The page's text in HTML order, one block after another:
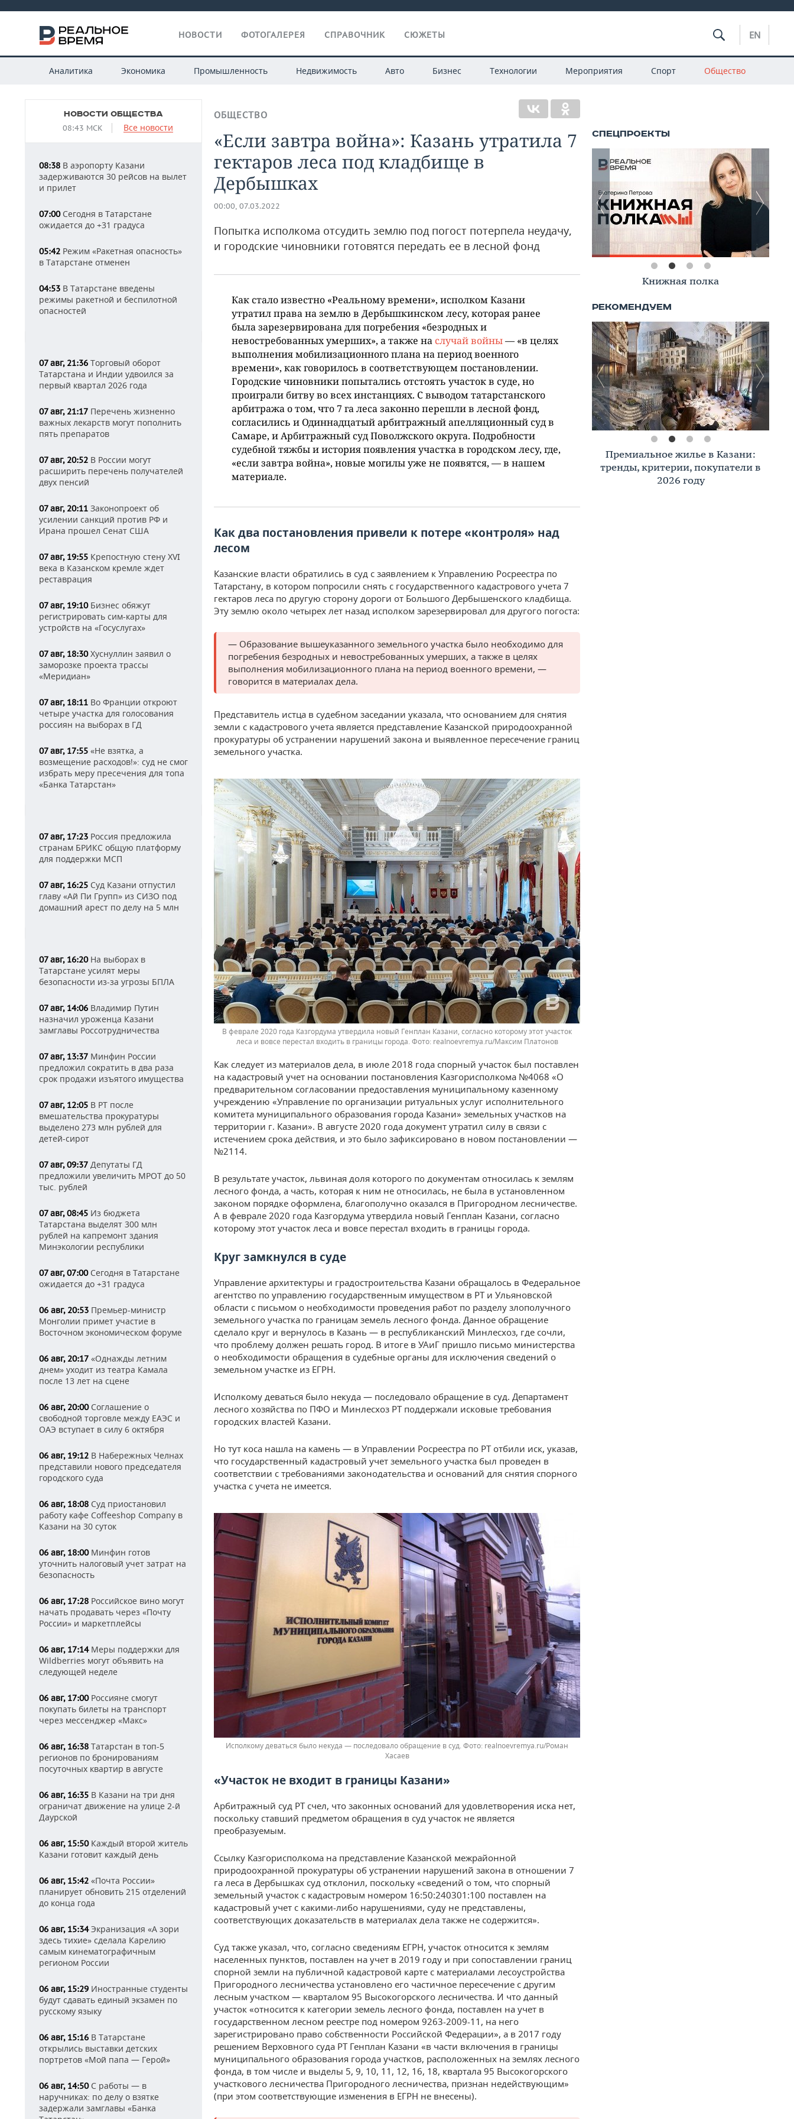
НОВОСТИ ФОТОГАЛЕРЕЯ СПРАВОЧНИК СЮЖЕТЫ EN
Аналитика Экономика Промышленность Недвижимость Авто Бизнес Технологии Мероприятия Спорт Общество
НОВОСТИ ОБЩЕСТВА
08:43 МСК Все новости
08:38 В аэропорту Казани
задерживаются 30 рейсов на вылет
и прилет
07:00Сегодня в Татарстане
ожидается до +31 градуса
05:42 Режим «Ракетная опасность»
в Татарстане отменен
04:53 В Татарстане введены
режимы ракетной и беспилотной
опасностей
07 авг, 21:36 Торговый оборот
Татарстана и Индии удвоился за
первый квартал 2026 года
07 авг, 21:17 Перечень жизненно
важных лекарств могут пополнить
пять препаратов
07 авг, 20:52 В России могут
расширить перечень получателей
двух пенсий
07 авг, 20:11 Законопроект об
усилении санкций против РФ и
Ирана прошел Сенат США
07 авг, 19:55 Крепостную стену XVI
века в Казанском кремле ждет
реставрация
07 авг, 19:10Бизнес обяжут
регистрировать сим-карты для
устройств на «Госуслугах»
07 авг, 18:30Хуснуллин заявил о
заморозке проекта трассы
«Меридиан»
07 авг, 18:11 Во Франции откроют
четыре участка для голосования
россиян на выборах в ГД
07 авг, 17:55 «Не взятка, а
возмещение расходов!»: суд не смог
избрать меру пресечения для топа
«Банка Татарстан»
07 авг, 17:23 Россия предложила
странам БРИКС общую платформу
для поддержки МСП
07 авг, 16:25 Суд Казани отпустил
главу «Ай Пи Групп» из СИЗО под
домашний арест по делу на 5 млн
07 авг, 16:20На выборах в
Татарстане усилят меры
безопасности из-за угрозы БПЛА
07 авг, 14:06 Владимир Путин
назначил уроженца Казани
замглавы Россотрудничества
07 авг, 13:37 Минфин России
предложил сократить в два раза
срок продажи изъятого имущества
07 авг, 12:05 В РТ после
вмешательства прокуратуры
выделено 273 млн рублей для
детей-сирот
07 авг, 09:37 Депутаты ГД
предложили увеличить МРОТ до 50
тыс. рублей
07 авг, 08:45 Из бюджета
Татарстана выделят 300 млн
рублей на капремонт здания
Минэкологии республики
07 авг, 07:00Сегодня в Татарстане
ожидается до +31 градуса
06 авг, 20:53 Премьер-министр
Монголии примет участие в
Восточном экономическом форуме
06 авг, 20:17 «Однажды летним
днем» уходит из театра Камала
после 13 лет на сцене
06 авг, 20:00Соглашение о
свободной торговле между ЕАЭС и
ОАЭ вступает в силу 6 октября
06 авг, 19:12 В Набережных Челнах
представили нового председателя
городского суда
06 авг, 18:08 Суд приостановил
работу кафе Coffeeshop Company в
Казани на 30 суток
06 авг, 18:00Минфин готов
уточнить налоговый учет затрат на
безопасность
06 авг, 17:28 Российское вино могут
начать продавать через «Почту
России» и маркетплейсы
06 авг, 17:14Меры поддержки для
Wildberries могут объявить на
следующей неделе
06 авг, 17:00Россияне смогут
покупать билеты на транспорт
через мессенджер «Макс»
06 авг, 16:38 Татарстан в топ-5
регионов по бронированиям
посуточных квартир в августе
06 авг, 16:35 В Казани на три дня
ограничат движение на улице 2-й
Даурской
06 авг, 15:50Каждый второй житель
Казани готовит каждый день
06 авг, 15:42 «Почта России»
планирует обновить 215 отделений
до конца года
06 авг, 15:34Экранизация «А зори
здесь тихие» сделала Карелию
самым кинематографичным
регионом России
06 авг, 15:29 Иностранные студенты
будут сдавать единый экзамен по
русскому языку
06 авг, 15:16 В Татарстане
открылись выставки детских
портретов «Мой папа — Герой»
06 авг, 14:50С работы — в
наручниках: по делу о взятке
задержали замглавы «Банка
ОБЩЕСТВО
«Если завтра война»: Казань утратила 7
гектаров леса под кладбище в
Дербышках
00:00, 07.03.2022
Попытка исполкома отсудить землю под погост потерпела неудачу,
и городские чиновники готовятся передать ее в лесной фонд
Как стало известно «Реальному времени», исполком Казани
утратил права на землю в Дербышкинском лесу, которая ранее
была зарезервирована для погребения «безродных и
невостребованных умерших», а также на случай войны— «в целях
выполнения мобилизационного плана на период военного
времени», как говорилось в соответствующем постановлении.
Городские чиновники попытались отстоять участок в суде, но
проиграли битву во всех инстанциях. С выводом татарстанского
арбитража о том, что 7 га леса законно перешли в лесной фонд,
согласились и Одиннадцатый арбитражный апелляционный суд в
Самаре, и Арбитражный суд Поволжского округа. Подробности
судебной тяжбы и история появления участка в городском лесу, где,
«если завтра война», новые могилы уже не появятся, — в нашем
материале.
Как два постановления привели к потере «контроля» над
лесом
Казанские власти обратились в суд с заявлением к Управлению Росреестра по
Татарстану, в котором попросили снять с государственного кадастрового учета 7
гектаров леса по другую сторону дороги от Большого Дербышенского кладбища.
Эту землю около четырех лет назад исполком зарезервировал для другого погоста:
— Образование вышеуказанного земельного участка было необходимо для
погребения безродных и невостребованных умерших, а также в целях
выполнения мобилизационного плана на период военного времени, —
говорится в материалах дела.
Представитель истца в судебном заседании указала, что основанием для снятия
земли с кадастрового учета является представление Казанской природоохранной
прокуратуры об устранении нарушений закона и выявленное пересечение границ
земельного участка.
В феврале 2020 года Казгордума утвердила новый Генплан Казани, согласно которому этот участок
леса и вовсе перестал входить в границы города.
realnoevremya.ru/Максим Платонов
Как следует из материалов дела, в июле 2018 года спорный участок был поставлен
на кадастровый учет на основании постановления Казгорисполкома №4068 «О
предварительном согласовании предоставления муниципальному казенному
учреждению «Управление по организации ритуальных услуг исполнительного
комитета муниципального образования города Казани» земельных участков на
территории г. Казани». В августе 2020 года документ утратил силу в связи с
истечением срока действия, и это было зафиксировано в новом постановлении —
№2114.
В результате участок, львиная доля которого по документам относилась к землям
лесного фонда, а часть, которая к ним не относилась, не была в установленном
законом порядке оформлена, благополучно оказался в Пригородном лесничестве.
А в феврале 2020 года Казгордума утвердила новый Генплан Казани, согласно
которому этот участок леса и вовсе перестал входить в границы города.
Круг замкнулся в суде
Управление архитектуры и градостроительства Казани обращалось в Федеральное
агентство по управлению государственным имуществом в РТ и Ульяновской
области с письмом о необходимости проведения работ по разделу злополучного
земельного участка по границам земель лесного фонда. Данное обращение
сделало круг и вернулось в Казань — в республиканский Минлесхоз, где сочли,
что проблему должен решать город. В итоге в УАиГ пришло письмо министерства
о необходимости обращения в судебные органы для исключения сведений о
земельном участке из ЕГРН.
Исполкому деваться было некуда — последовало обращение в суд. Департамент
лесного хозяйства по ПФО и Минлесхоз РТ поддержали исковые требования
городских властей Казани.
Но тут коса нашла на камень — в Управлении Росреестра по РТ отбили иск, указав,
что государственный кадастровый учет земельного участка был проведен в
соответствии с требованиями законодательства и оснований для снятия спорного
участка с учета не имеется.
Исполкому деваться было некуда — последовало обращение в суд.
realnoevremya.ru/Роман
Хасаев
«Участок не входит в границы Казани»
Арбитражный суд РТ счел, что законных оснований для удовлетворения иска нет,
поскольку ставший предметом обращения в суд участок не является
преобразуемым.
Ссылку Казгорисполкома на представление Казанской межрайонной
природоохранной прокуратуры об устранении нарушений закона в отношении 7
га леса в Дербышках суд отклонил, поскольку «сведений о том, что спорный
земельный участок с кадастровым номером 16:50:240301:100 поставлен на
кадастровый учет с какими-либо нарушениями, суду не представлены,
соответствующих доказательств в материалах дела также не содержится».
Суд также указал, что, согласно сведениям ЕГРН, участок относится к землям
населенных пунктов, поставлен на учет в 2019 году и при сопоставлении границ
спорной земли на публичной кадастровой карте с материалами лесоустройства
Пригородного лесничества установлено его частичное пересечение с другим
лесным участком — кварталом 95 Высокогорского лесничества. И что данный
участок «относится к категории земель лесного фонда, поставлен на учет в
государственном лесном реестре под номером 9263-2009-11, на него
зарегистрировано право собственности Российской Федерации», а в 2017 году
решением Верховного суда РТ Генплан Казани «в части включения в границы
муниципального образования города участков, расположенных на землях лесного
фонда, в том числе и выделы 5, 9, 10, 11, 12, 16, 18, квартала 95 Высокогорского
участкового лесничества Пригородного лесничества, признан недействующим»
(при этом соответствующие изменения в ЕГРН не внесены).
Книжная полка
Премиальное жилье в Казани:
тренды, критерии, покупатели в
2026 году